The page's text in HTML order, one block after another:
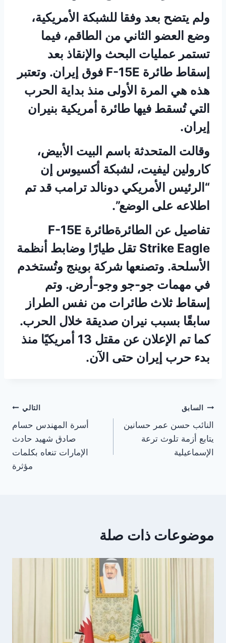
ولم يتضح بعد وفقا للشبكة الأمريكية،
وضع العضو الثاني من الطاقم، فيما
تستمر عمليات البحث والإنقاذ بعد
إسقاط طائرة F-15E فوق إيران. وتعتبر
هذه هي المرة الأولى منذ بداية الحرب
التي تُسقط فيها طائرة أمريكية بنيران
إيران.
وقالت المتحدثة باسم البيت الأبيض،
كارولين ليفيت، لشبكة أكسيوس إن
“الرئيس الأمريكي دونالد ترامب قد تم
اطلاعه على الوضع”.
تفاصيل عن الطائرةطائرة F-15E
Strike Eagle تقل طيارًا وضابط أنظمة
الأسلحة. وتصنعها شركة بوينج وتُستخدم
في مهمات جو-جو وجو-أرض. وتم
إسقاط ثلاث طائرات من نفس الطراز
سابقًا بسبب نيران صديقة خلال الحرب.
كما تم الإعلان عن مقتل 13 أمريكيًا منذ
بدء حرب إيران حتى الآن.
تصفّح
المقالات
السابق
النائب حسن عمر حسانين
يتابع أزمة تلوث ترعة
الإسماعيلية
التالي
أسرة المهندس حسام
صادق شهيد حادث
الإمارات تنعاه بكلمات
مؤثرة
موضوعات ذات صلة